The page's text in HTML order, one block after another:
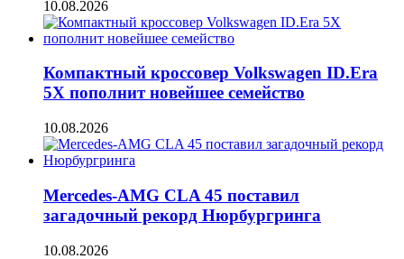
10.08.2026
Компактный кроссовер Volkswagen ID.Era
5X пополнит новейшее семейство
10.08.2026
Mercedes-AMG CLA 45 поставил
загадочный рекорд Нюрбургринга
10.08.2026